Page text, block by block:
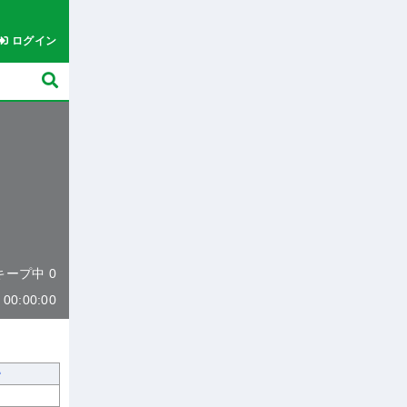
ログイン
ープ中 0
00:00:00